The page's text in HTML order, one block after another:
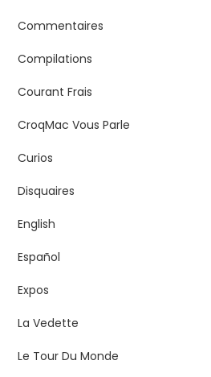
Commentaires
Compilations
Courant Frais
CroqMac Vous Parle
Curios
Disquaires
English
Español
Expos
La Vedette
Le Tour Du Monde